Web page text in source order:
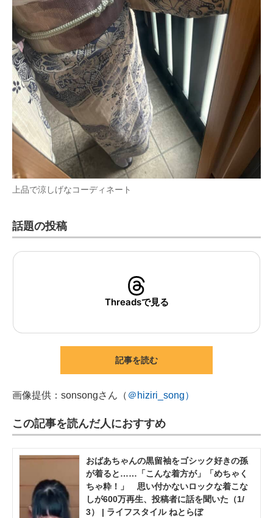
上品で涼しげなコーディネート
話題の投稿
Threadsで見る
記事を読む
画像提供：sonsongさん（ ＠hiziri_song）
この記事を読んだ人におすすめ
おばあちゃんの黒留袖をゴシック好きの孫
が着ると……「こんな着方が」「めちゃく
ちゃ粋！」 思い付かないロックな着こな
しが600万再生、投稿者に話を聞いた（1/
3） | ライフスタイル ねとらぼ